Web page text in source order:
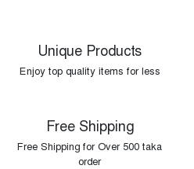
Unique Products
Enjoy top quality items for less
Free Shipping
Free Shipping for Over 500 taka
order